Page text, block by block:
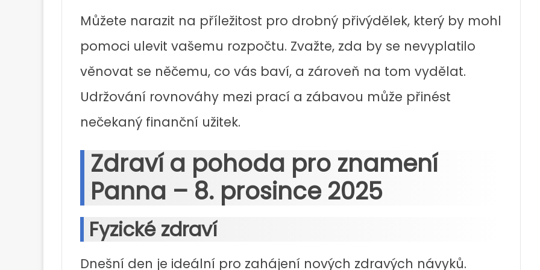
Můžete narazit na příležitost pro drobný přivýdělek, který by mohl
pomoci ulevit vašemu rozpočtu. Zvažte, zda by se nevyplatilo
věnovat se něčemu, co vás baví, a zároveň na tom vydělat.
Udržování rovnováhy mezi prací a zábavou může přinést
nečekaný finanční užitek.
Zdraví a pohoda pro znamení
Panna – 8. prosince 2025
Fyzické zdraví
Dnešní den je ideální pro zahájení nových zdravých návyků.